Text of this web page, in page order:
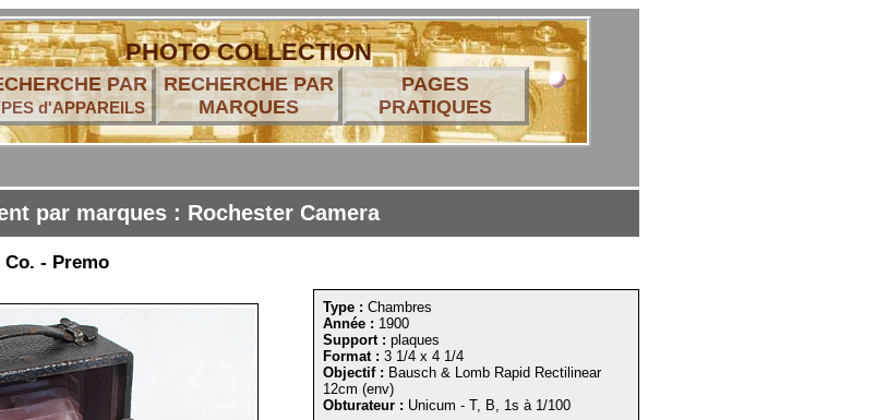
PHOTO COLLECTION
PAR
d'APPAREILS
RECHERCHE PAR
MARQUES
PAGES
PRATIQUES
par marques : Rochester Camera
- Premo
Type : Chambres
Année : 1900
Support : plaques
Format : 3 1/4 x 4 1/4
Objectif : Bausch & Lomb Rapid Rectilinear
12cm (env)
Obturateur : Unicum - T, B, 1s à 1/100